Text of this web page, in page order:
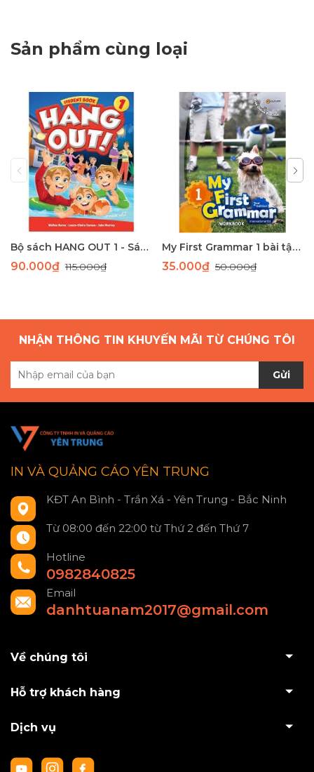
Sản phẩm cùng loại
Bộ sách HANG OUT 1 - Sách học tiếng Anh giao tiếp dành cho học sinh tiểu học
90.000₫115.000₫
My First Grammar 1 bài tập 2nd Edition
35.000₫ 50.000₫
NHẬN THÔNG TIN KHUYẾN MÃI TỪ CHÚNG TÔI
Gửi
IN VÀ QUẢNG CÁO YÊN TRUNG
KĐT An Bình - Trần Xá - Yên Trung - Bắc Ninh
Từ 08:00 đến 22:00 từ Thứ 2 đến Thứ 7
Hotline
0982840825
Email
danhtuanam2017@gmail.com
Về chúng tôi
Hỗ trợ khách hàng
Dịch vụ